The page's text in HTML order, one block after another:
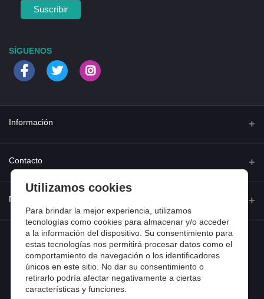
SÍGUENOS
Información
Quienes somos
Preguntas frecuentes
Entradas de blog
Contacto
Calle Ferraz 42, Madrid
Teléfono
918 13 81 81
Email
info@tiendental.com
Mi cuenta
Iniciar sesión
Historial de pedidos
Mi lista de compra
Utilizamos cookies
Para brindar la mejor experiencia, utilizamos
tecnologías como cookies para almacenar y/o acceder
a la información del dispositivo. Su consentimiento para
estas tecnologías nos permitirá procesar datos como el
comportamiento de navegación o los identificadores
únicos en este sitio. No dar su consentimiento o
retirarlo podría afectar negativamente a ciertas
características y funciones.